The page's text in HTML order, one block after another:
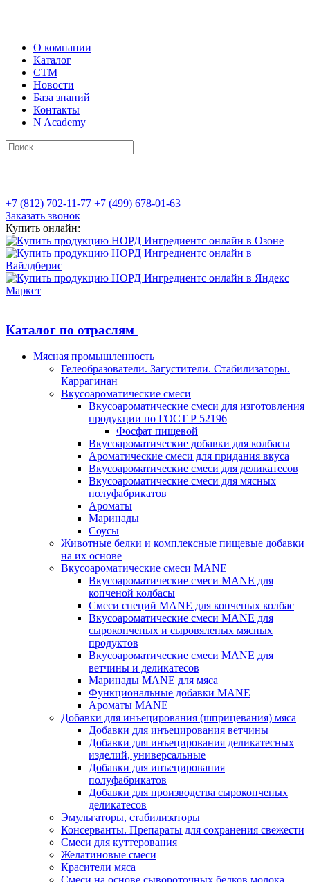
О компании
Каталог
СТМ
Новости
База знаний
Контакты
N Academy
+7 (812) 702-11-77 +7 (499) 678-01-63
Заказать звонок
Купить онлайн:
Каталог по отраслям
Мясная промышленность
Гелеобразователи. Загустители. Стабилизаторы.
Каррагинан
Вкусоароматические смеси
Вкусоароматические смеси для изготовления
продукции по ГОСТ Р 52196
Фосфат пищевой
Вкусоароматические добавки для колбасы
Ароматические смеси для придания вкуса
Вкусоароматические смеси для деликатесов
Вкусоароматические смеси для мясных
полуфабрикатов
Ароматы
Маринады
Соусы
Животные белки и комплексные пищевые добавки
на их основе
Вкусоароматические смеси MANE
Вкусоароматические смеси MANE для
копченой колбасы
Смеси специй MANE для копченых колбас
Вкусоароматические смеси MANE для
сырокопченых и сыровяленых мясных
продуктов
Вкусоароматические смеси MANE для
ветчины и деликатесов
Маринады MANE для мяса
Функциональные добавки MANE
Ароматы MANE
Добавки для инъецирования (шприцевания) мяса
Добавки для инъецирования ветчины
Добавки для инъецирования деликатесных
изделий, универсальные
Добавки для инъецирования
полуфабрикатов
Добавки для производства сырокопченых
деликатесов
Эмульгаторы, стабилизаторы
Консерванты. Препараты для сохранения свежести
Смеси для куттерования
Желатиновые смеси
Красители мяса